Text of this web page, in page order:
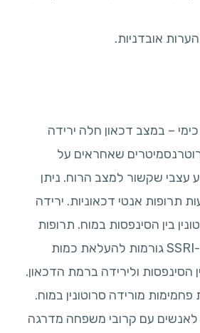
אובדניות.
כימי – במצב דכאון חלה ירידה
שאחראים על
עצבי שקשור למצב הרוח. ניתן
תרופות אנטי דכאוניות. ירידה
בין הסינפסות במוח. תרופות
ממשפחת ה-SSRI גורמות להעלאת כמות
הסינפסות ולירידה ברמת הדכאון.
מורידה סרוטונין במוח.
לאנשים עם קרובי משפחה מדרגה